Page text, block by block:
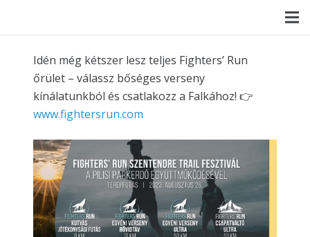
Idén még kétszer lesz teljes Fighters’ Run
őrület – válassz bőséges verseny
kínálatunkból és csatlakozz a Falkához! 👉
www.fightersrun.com